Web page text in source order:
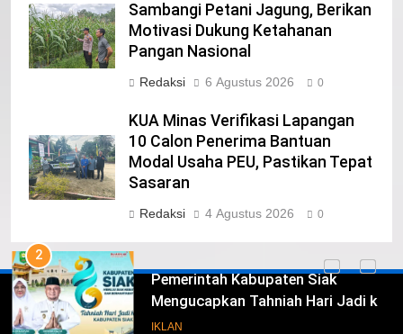
Sambangi Petani Jagung, Berikan
Motivasi Dukung Ketahanan
Pangan Nasional
Redaksi 6 Agustus 2026 0
KUA Minas Verifikasi Lapangan
10 Calon Penerima Bantuan
Modal Usaha PEU, Pastikan Tepat
Sasaran
Redaksi 4 Agustus 2026 0
Iklan
23
NURGARAHA HARPAL NOVTEN, SH
CALON ANGGOTA DPRD PROVINSI
DKI JAKARTA
IKLAN
1
Pimpinan Beserta Anggota DPRD
Kabupaten Siak Mengucapkan
IKLAN
2
Pemerintah Kabupaten Siak
Mengucapkan Tahniah Hari Jadi ke-
26 Kabupaten Siak
IKLAN